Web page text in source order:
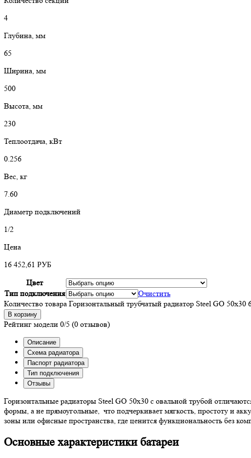
4
Глубина, мм
65
Ширина, мм
500
Высота, мм
230
Теплоотдача, кВт
0.256
Вес, кг
7.60
Диаметр подключений
1/2
Цена
16 452,61 РУБ
Цвет
Тип подключения
Очистить
Количество товара Горизонтальный трубчатый радиатор Steel GO 50х30
В корзину
Рейтинг модели 0/5 (0 отзывов)
Описание
Схема радиатора
Паспорт радиатора
Тип подключения
Отзывы
Горизонтальные радиаторы Steel GО 50х30 с овальной трубой
формы, а не прямоугольные, что подчеркивает мягкость, простоту и
зоны или офисные пространства, где ценится функциональность без
Основные характеристики батареи